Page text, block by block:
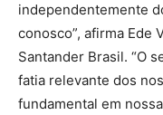
independentemente
conosco”, afirma Ede
Santander Brasil. “O
fatia relevante dos
fundamental em